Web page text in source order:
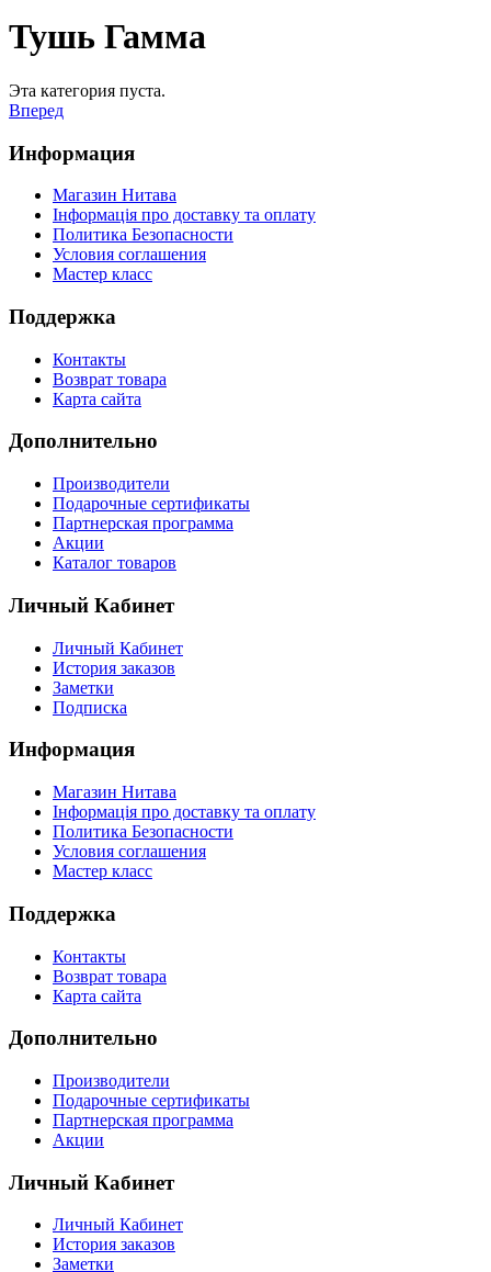
Тушь Гамма
Эта категория пуста.
Вперед
Информация
Магазин Нитава
Інформація про доставку та оплату
Политика Безопасности
Условия соглашения
Мастер класс
Поддержка
Контакты
Возврат товара
Карта сайта
Дополнительно
Производители
Подарочные сертификаты
Партнерская программа
Акции
Каталог товаров
Личный Кабинет
Личный Кабинет
История заказов
Заметки
Подписка
Информация
Магазин Нитава
Інформація про доставку та оплату
Политика Безопасности
Условия соглашения
Мастер класс
Поддержка
Контакты
Возврат товара
Карта сайта
Дополнительно
Производители
Подарочные сертификаты
Партнерская программа
Акции
Личный Кабинет
Личный Кабинет
История заказов
Заметки